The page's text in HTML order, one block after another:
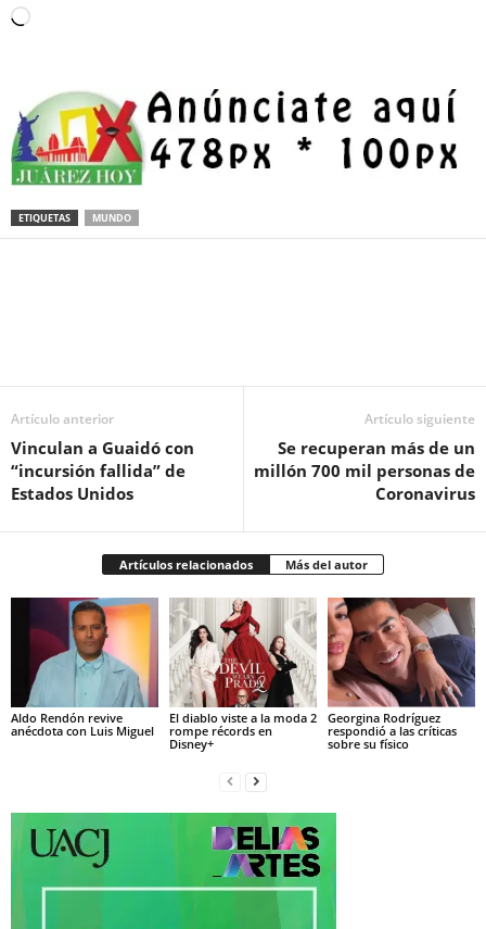
Loading…
ETIQUETAS MUNDO
Artículo anterior
Vinculan a Guaidó con
“incursión fallida” de
Estados Unidos
Artículo siguiente
Se recuperan más de un
millón 700 mil personas de
Coronavirus
Artículos relacionados Más del autor
Aldo Rendón revive
anécdota con Luis Miguel
El diablo viste a la moda 2
rompe récords en
Disney+
Georgina Rodríguez
respondió a las críticas
sobre su físico